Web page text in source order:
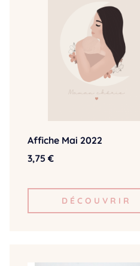
Affiche Mai 2022
3,75 €
DÉCOUVRIR